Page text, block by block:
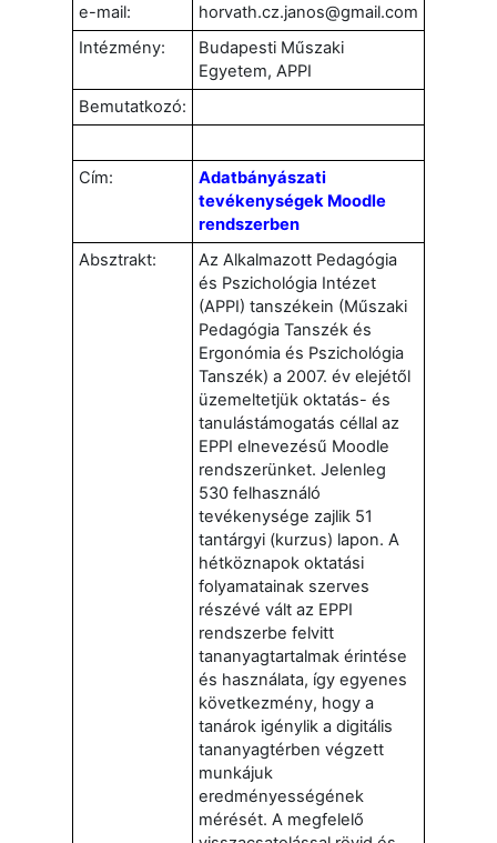
e-mail:
horvath.cz.janos@gmail.com
Intézmény:
Budapesti Műszaki
Egyetem, APPI
Bemutatkozó:
Cím:
Adatbányászati
tevékenységek Moodle
rendszerben
Absztrakt:
Az Alkalmazott Pedagógia
és Pszichológia Intézet
(APPI) tanszékein (Műszaki
Pedagógia Tanszék és
Ergonómia és Pszichológia
Tanszék) a 2007. év elejétől
üzemeltetjük oktatás- és
tanulástámogatás céllal az
EPPI elnevezésű Moodle
rendszerünket. Jelenleg
530 felhasználó
tevékenysége zajlik 51
tantárgyi (kurzus) lapon. A
hétköznapok oktatási
folyamatainak szerves
részévé vált az EPPI
rendszerbe felvitt
tananyagtartalmak érintése
és használata, így egyenes
következmény, hogy a
tanárok igénylik a digitális
tananyagtérben végzett
munkájuk
eredményességének
mérését. A megfelelő